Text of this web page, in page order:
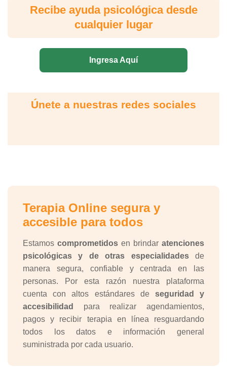
Recibe ayuda psicológica desde
cualquier lugar
Ingresa Aquí
Únete a nuestras redes sociales
Terapia Online segura y
accesible para todos
Estamos comprometidos en brindar atenciones
psicológicas y de otras especialidadesde
manera segura, confiable y centrada en las
personas. Por esta razón nuestra plataforma
cuenta con altos estándares de seguridad y
accesibilidad
para realizar agendamientos,
pagos y recibir terapia en línea resguardando
todos los datos e información general
suministrada por cada usuario.